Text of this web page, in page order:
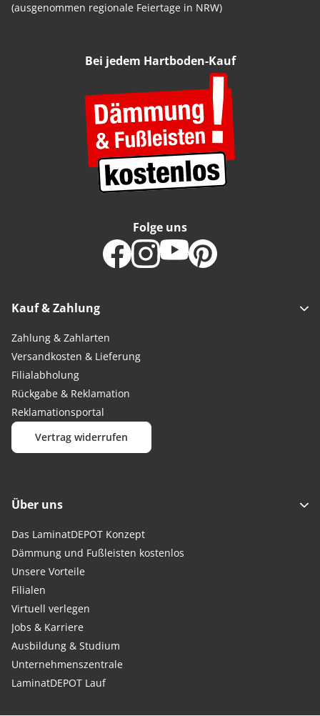
(ausgenommen regionale Feiertage in NRW)
Bei jedem Hartboden-Kauf
Kauf & Zahlung
Zahlung & Zahlarten
Versandkosten & Lieferung
Filialabholung
Rückgabe & Reklamation
Reklamationsportal
Vertrag widerrufen
Folge uns
Über uns
Das LaminatDEPOT Konzept
Dämmung und Fußleisten kostenlos
Unsere Vorteile
Filialen
Virtuell verlegen
Jobs & Karriere
Ausbildung & Studium
Unternehmenszentrale
LaminatDEPOT Lauf